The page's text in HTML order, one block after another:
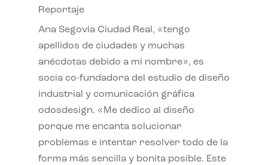
Reportaje
Ana Segovia Ciudad Real, «tengo
apellidos de ciudades y muchas
anécdotas debido a mi nombre», es
socia co-fundadora del estudio de diseño
industrial y comunicación gráfica
odosdesign. «Me dedico al diseño
porque me encanta solucionar
problemas e intentar resolver todo de la
forma más sencilla y bonita posible. Este